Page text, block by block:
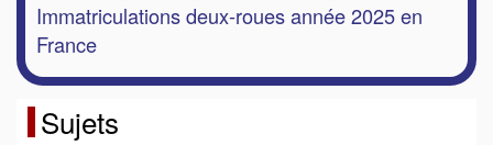
Immatriculations deux-roues année 2025 en
France
Sujets